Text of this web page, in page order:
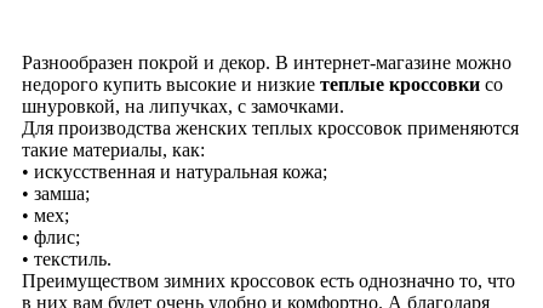
Разнообразен покрой и декор. В интернет-магазине можно
недорого купить высокие и низкие теплые кроссовки со
шнуровкой, на липучках, с замочками.
Для производства женских теплых кроссовок применяются
такие материалы, как:
• искусственная и натуральная кожа;
• замша;
• мех;
• флис;
• текстиль.
Преимуществом зимних кроссовок есть однозначно то, что
в них вам будет очень удобно и комфортно. А благодаря